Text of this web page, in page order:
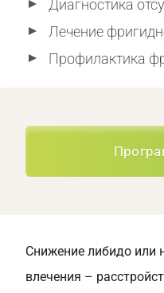
Диагностика
Лечение
Профилактика
Снижение либидо или
влечения –